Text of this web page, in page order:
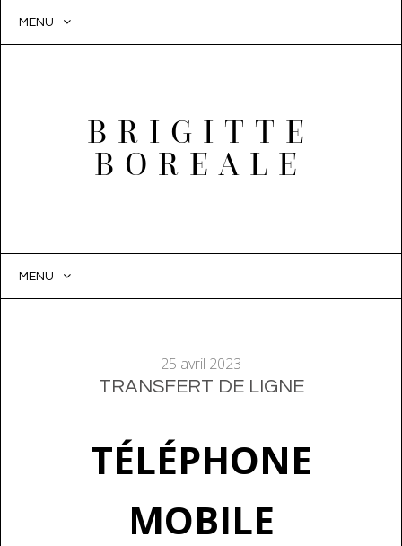
MENU
BRIGITTE
BOREALE
MENU
25 avril 2023
TRANSFERT DE LIGNE
TÉLÉPHONE
MOBILE